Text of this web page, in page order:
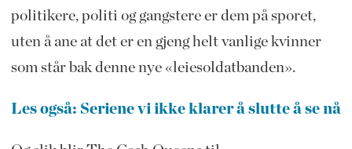
politikere, politi og gangstere er dem på sporet,
uten å ane at det er en gjeng helt vanlige kvinner
som står bak denne nye «leiesoldatbanden».
Les også: Seriene vi ikke klarer å slutte å se nå